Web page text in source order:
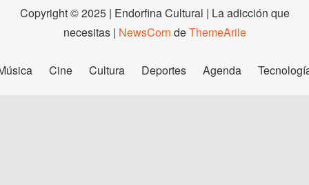
Copyright © 2025 | Endorfina Cultural | La adicción que
necesitas | NewsCorn deThemeArile
Cine Cultura Deportes Agenda